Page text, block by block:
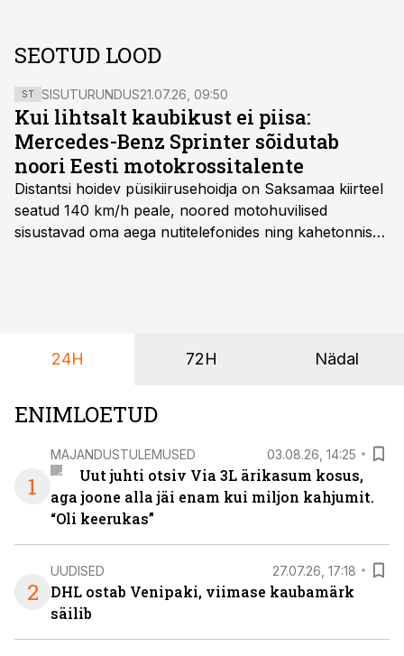
SEOTUD LOOD
ST SISUTURUNDUS21.07.26, 09:50
Kui lihtsalt kaubikust ei piisa:
Mercedes-Benz Sprinter sõidutab
noori Eesti motokrossitalente
Distantsi hoidev püsikiirusehoidja on Saksamaa kiirteel
seatud 140 km/h peale, noored motohuvilised
sisustavad oma aega nutitelefonides ning kahetonnises
24H 72H Nädal
ENIMLOETUD
1
MAJANDUSTULEMUSED 03.08.26, 14:25
Uut juhti otsiv Via 3L ärikasum kosus,
aga joone alla jäi enam kui miljon kahjumit.
“Oli keerukas”
2
UUDISED 27.07.26, 17:18
DHL ostab Venipaki, viimase kaubamärk
säilib